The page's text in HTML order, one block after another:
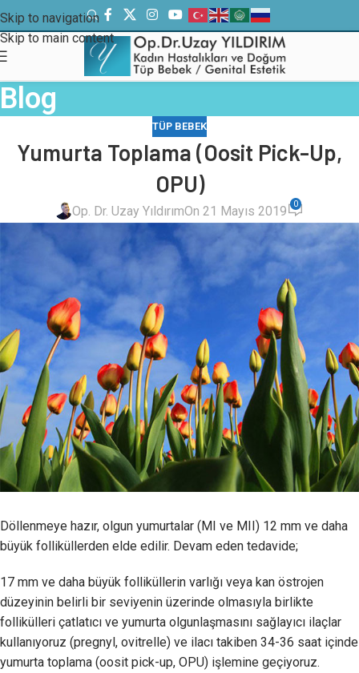
Skip to navigation
Skip to main content
Blog
TÜP BEBEK
Yumurta Toplama (Oosit Pick-Up,
OPU)
Op. Dr. Uzay YıldırımOn 21 Mayıs 2019 0
Döllenmeye hazır, olgun yumurtalar (MI ve MII) 12 mm ve daha
büyük folliküllerden elde edilir. Devam eden tedavide;
17 mm ve daha büyük folliküllerin varlığı veya kan östrojen
düzeyinin belirli bir seviyenin üzerinde olmasıyla birlikte
follikülleri çatlatıcı ve yumurta olgunlaşmasını sağlayıcı ilaçlar
kullanıyoruz (pregnyl, ovitrelle) ve ilacı takiben 34-36 saat içinde
yumurta toplama (oosit pick-up, OPU) işlemine geçiyoruz.